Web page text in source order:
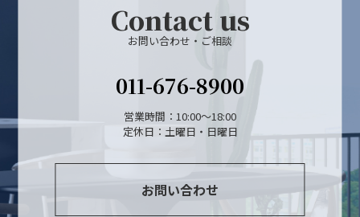
Contact us
お問い合わせ・ご相談
011-676-8900
営業時間：10:00～18:00
定休日：土曜日・日曜日
お問い合わせ